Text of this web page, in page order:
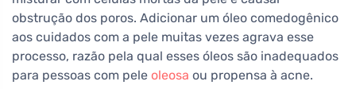
obstrução dos poros. Adicionar um óleo comedogênico
aos cuidados com a pele muitas vezes agrava esse
processo, razão pela qual esses óleos são inadequados
para pessoas com pele oleosa ou propensa à acne.